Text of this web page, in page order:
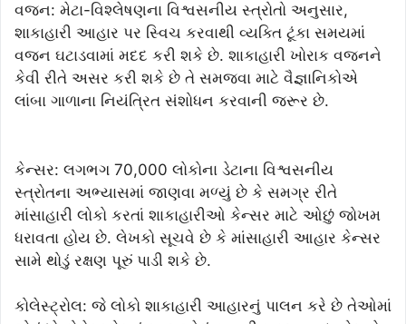
વજન: મેટા-વિશ્લેષણના વિશ્વસનીય સ્ત્રોતો અનુસાર,
શાકાહારી આહાર પર સ્વિચ કરવાથી વ્યક્તિ ટૂંકા સમયમાં
વજન ઘટાડવામાં મદદ કરી શકે છે. શાકાહારી ખોરાક વજનને
કેવી રીતે અસર કરી શકે છે તે સમજવા માટે વૈજ્ઞાનિકોએ
લાંબા ગાળાના નિયંત્રિત સંશોધન કરવાની જરૂર છે.
કેન્સર: લગભગ 70,000 લોકોના ડેટાના વિશ્વસનીય
સ્ત્રોતના અભ્યાસમાં જાણવા મળ્યું છે કે સમગ્ર રીતે
માંસાહારી લોકો કરતાં શાકાહારીઓ કેન્સર માટે ઓછું જોખમ
ધરાવતા હોય છે. લેખકો સૂચવે છે કે માંસાહારી આહાર કેન્સર
સામે થોડું રક્ષણ પૂરું પાડી શકે છે.
કોલેસ્ટ્રોલ: જે લોકો શાકાહારી આહારનું પાલન કરે છે તેઓમાં